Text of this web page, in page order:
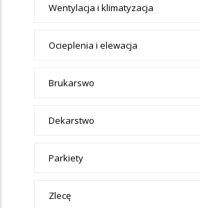
Wentylacja i klimatyzacja
Ocieplenia i elewacja
Brukarswo
Dekarstwo
Parkiety
Zlecę